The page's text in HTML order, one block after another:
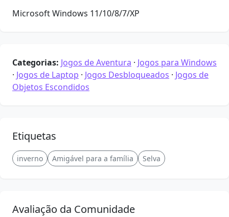
Microsoft Windows 11/10/8/7/XP
Categorias: Jogos de Aventura · Jogos para Windows
· Jogos de Laptop · Jogos Desbloqueados · Jogos de
Objetos Escondidos
Etiquetas
inverno Amigável para a família Selva
Avaliação da Comunidade